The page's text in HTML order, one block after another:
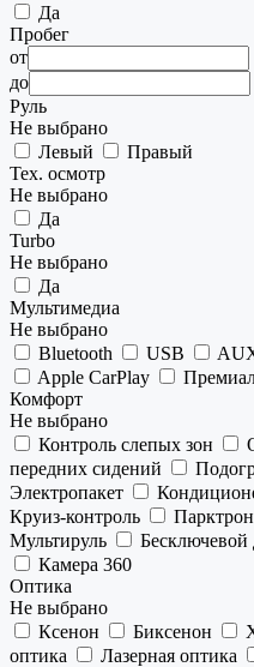
Да
Пробег
от
до
Руль
Не выбрано
Левый
Правый
Тех. осмотр
Не выбрано
Да
Turbo
Не выбрано
Да
Мультимедиа
Не выбрано
Bluetooth
USB
Apple CarPlay
Комфорт
Не выбрано
Контроль слепых зон
передних сидений
Электропакет
Круиз-контроль
Мультируль
Бесключевой
Камера 360
Оптика
Не выбрано
Ксенон
Биксенон
оптика
Лазерная оптика